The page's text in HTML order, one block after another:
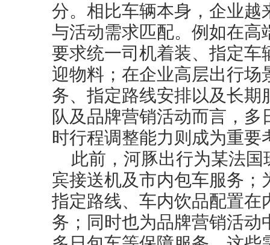
分。相比车辆本身，企业
与活动需求匹配。例如在
要求统一司机着装、指定
迎物料；在企业高层出行
务、指定路线安排以及长
队及品牌营销活动而言，
时行程调整能力则成为重要
此前，河豚出行为某法
宾接送机及市内包车服务
指定路线、车内饮品配置
务；同时也为品牌营销活